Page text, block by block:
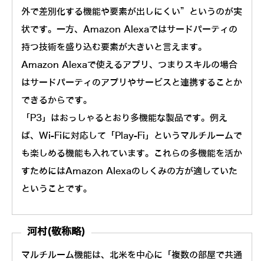
外で差別化する機能や要素が出しにくい”というのが実
状です。一方、Amazon Alexaではサードパーティの
持つ技術を盛り込む要素が大きいと言えます。
Amazon Alexaで使えるアプリ、つまりスキルの場合
はサードパーティのアプリやサービスと連携することか
できるからです。
「P3」はおっしゃるとおり多機能な製品です。例え
ば、Wi-Fiに対応して「Play-Fi」というマルチルームで
も楽しめる機能も入れています。これらの多機能を活か
すためにはAmazon Alexaのしくみの方が適していた
ということです。
河村(敬称略)
マルチルーム機能は、北米を中心に「複数の部屋で共通